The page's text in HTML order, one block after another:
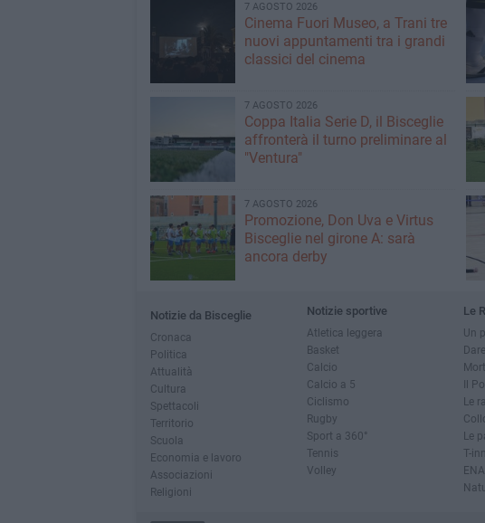
7 AGOSTO 2026
Cinema Fuori Museo, a Trani tre
nuovi appuntamenti tra i grandi
classici del cinema
7 AGOSTO 2026
Coppa Italia Serie D, il Bisceglie
affronterà il turno preliminare al
"Ventura"
7 AGOSTO 2026
Promozione, Don Uva e Virtus
Bisceglie nel girone A: sarà
ancora derby
Notizie da Bisceglie
Cronaca
Politica
Attualità
Cultura
Spettacoli
Territorio
Scuola
Economia e lavoro
Associazioni
Religioni
Notizie sportive
Atletica leggera
Basket
Calcio
Calcio a 5
Ciclismo
Rugby
Sport a 360°
Tennis
Volley
Le
Un
Il
Le
Le
T-